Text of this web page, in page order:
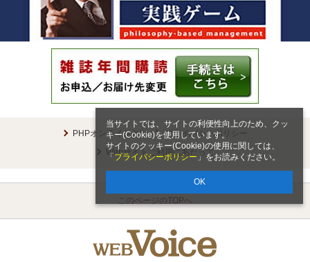
当サイトでは、サイトの利便性向上のため、クッ
キー(Cookie)を使用しています。
サイトのクッキー(Cookie)の使用に関しては、
「 プライバシーポリシー 」をお読みください。
OK
PHPオンラインとは
プライバシーポリシー
Webサイトご利用にあたって
このページのTOPへ